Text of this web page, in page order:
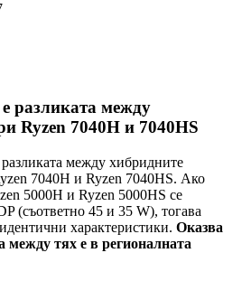
разликата между
Ryzen 7040H и 7040HS
между хибридните
7040H и Ryzen 7040HS. Ако
5000H и Ryzen 5000HS се
(съответно 45 и 35 W), тогава
характеристики. Оказва
между тях е в регионалната